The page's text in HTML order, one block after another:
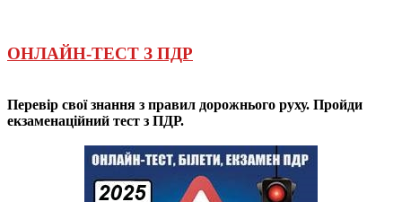
ОНЛАЙН-ТЕСТ З ПДР
Перевір свої знання з правил дорожнього руху. Пройди
екзаменаційний тест з ПДР.